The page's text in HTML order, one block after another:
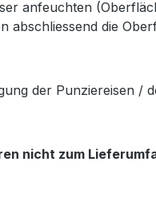
anfeuchten
die
der Punziereisen /
nicht zum